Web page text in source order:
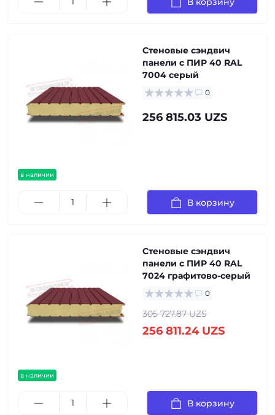
в наличии
Стеновые сэндвич
панели с ПИР 40 RAL
7004 серый
0
256 815.03 UZS
В корзину
в наличии
Стеновые сэндвич
панели с ПИР 40 RAL
7024 графитово-серый
0
305 727.87 UZS
256 811.24 UZS
В корзину